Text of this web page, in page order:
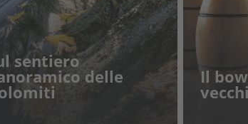
sentiero
delle Il